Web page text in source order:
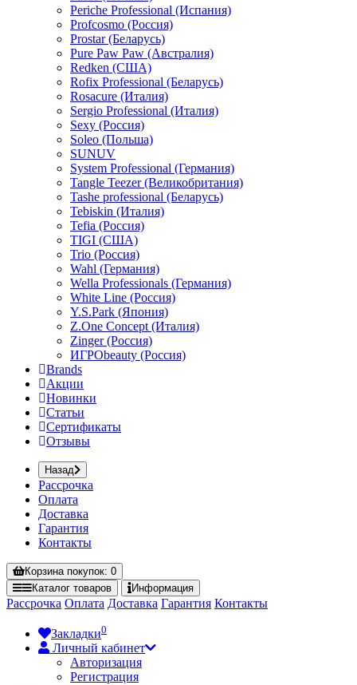
Periche Professional (Испания)
Profcosmo (Россия)
Prostar (Беларусь)
Pure Paw Paw (Австралия)
Redken (США)
Rofix Professional (Беларусь)
Rosacure (Италия)
Sergio Professional (Италия)
Sexy (Россия)
Soleo (Польша)
SUNUV
System Professional (Германия)
Tangle Teezer (Великобритания)
Tashe professional (Беларусь)
Tebiskin (Италия)
Tefia (Россия)
TIGI (США)
Trio (Россия)
Wahl (Германия)
Wella Professionals (Германия)
White Line (Россия)
Y.S.Park (Япония)
Z.One Concept (Италия)
Zinger (Россия)
ИГРОbeauty (Россия)
Brands
Акции
Новинки
Статьи
Сертификаты
Отзывы
Назад
Рассрочка
Оплата
Доставка
Гарантия
Контакты
Корзинапокупок: 0
Каталог товаров Информация
Рассрочка Оплата Доставка Гарантия Контакты
Закладки0
Личный кабинет
Авторизация
Регистрация